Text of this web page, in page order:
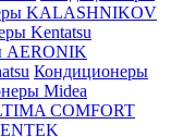
KALASHNIKOV
Kentatsu
AERONIK
Кондиционеры
Midea
COMFORT